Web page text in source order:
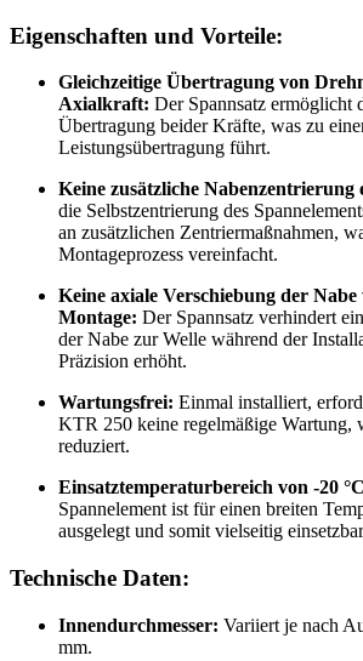
Eigenschaften und Vorteile:
Gleichzeitige Übertragung von
Axialkraft: Der Spannsatz ermöglicht
Übertragung beider Kräfte, was zu
Leistungsübertragung führt.
Keine zusätzliche
die Selbstzentrierung des
an zusätzlichen Zentriermaßnahmen,
Montageprozess vereinfacht.
Keine axiale Verschiebung der
Montage: Der Spannsatz verhindert
der Nabe zur Welle während der
Präzision erhöht.
Wartungsfrei: Einmal installiert,
KTR 250 keine regelmäßige Wartung,
reduziert.
Einsatztemperaturbereich von -20
Spannelement ist für einen breiten
ausgelegt und somit vielseitig
Technische Daten:
Innendurchmesser: Variiert je nach
mm.